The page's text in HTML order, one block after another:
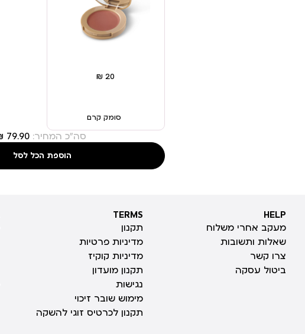
סומק קרם
סה"כ המחיר: ‏79.90 ₪
הוספת הכל לסל
HELP
HELP
מעקב אחרי משלוח
שאלות ותשובות
צרו קשר
ביטול עסקה
TERMS
TERMS
תקנון
מדיניות פרטיות
מדיניות קוקיז
תקנון מועדון
נגישות
מימוש שובר זיכוי
תקנון לכרטיס זוגי להשקה